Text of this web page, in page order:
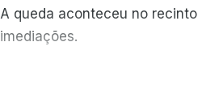
A queda aconteceu no
imediações.